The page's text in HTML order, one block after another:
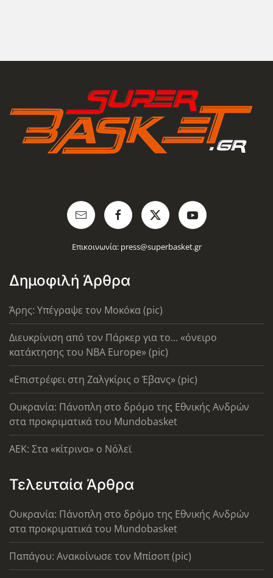
Επικοινωνία: press@superbasket.gr
Δημοφιλή Άρθρα
Άρης: Υπέγραψε τον Μοκόκα (pic)
Διευκρίνιση από τον Πάρκερ για το... «όνειρο
κατάκτησης του ΝΒΑ Europe» (pic)
«Επιστρέφει στη Ζαλγκίρις ο Έβανς» (pic)
Ουκρανία: Πάνοπλη στο δρόμο της Εθνικής Ανδρών
στα προκριματικά του Mundobasket
AEK: Στα «κίτρινα» ο Νόλεϊ
Τελευταία Άρθρα
Ουκρανία: Πάνοπλη στο δρόμο της Εθνικής Ανδρών
στα προκριματικά του Mundobasket
Παπάγου: Ανακοίνωσε τον Μπίσοπ (pic)